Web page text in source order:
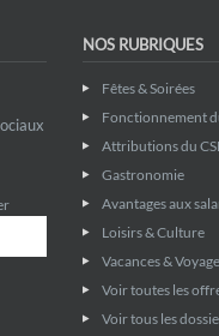
NOS RUBRIQUES
Fêtes & Soirées
Fonctionnement
Attributions du
Gastronomie
Avantages aux
Loisirs & Culture
Vacances &
Voir toutes les
Voir tous les